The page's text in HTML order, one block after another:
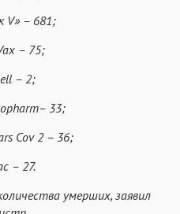
V» – 681;
– 75;
– 2;
33;
Cov 2 – 36;
– 27.
умерших, заявил